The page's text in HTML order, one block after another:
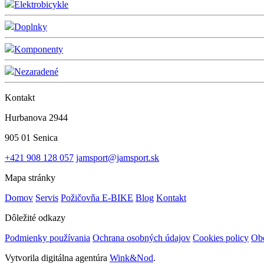
Elektrobicykle
Doplnky
Komponenty
Nezaradené
Kontakt
Hurbanova 2944
905 01 Senica
+421 908 128 057 jamsport@jamsport.sk
Mapa stránky
Domov Servis Požičovňa E-BIKE Blog Kontakt
Dôležité odkazy
Podmienky používania Ochrana osobných údajov Cookies policy
Vytvorila digitálna agentúra Wink&Nod.